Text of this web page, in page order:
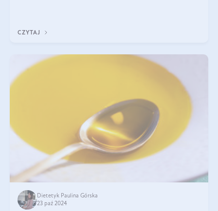
CZYTAJ
Dietetyk Paulina Górska
23 paź 2024